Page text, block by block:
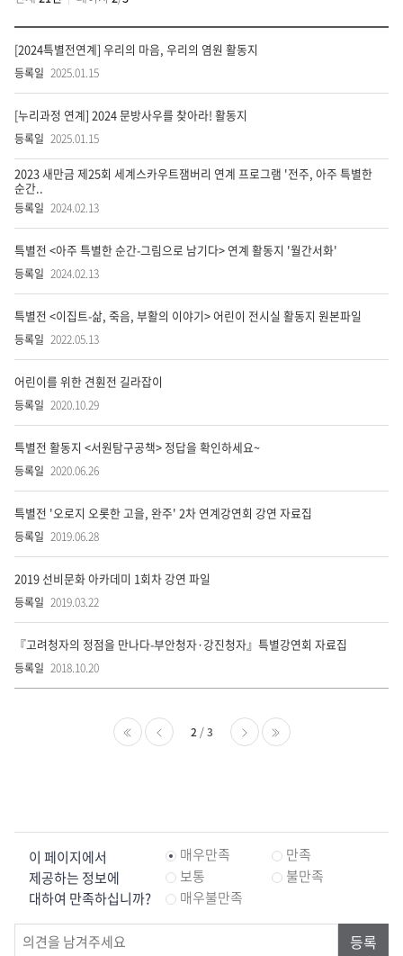
1
실
방
방
놀
이
터
2
비
의
살
이
실
어
떻
게
찾
아
가
나
요?
반
자
검
색
육
자
일
반
자
료
목
록
-
번
호,
제
목,
작
성
자,
등
록
첨
부
파
일,
조
회
수
[2024특별전연계] 우리의 마음, 우리의 염원 활동지
2025.01.15
[누리과정 연계] 2024 문방사우를 찾아라! 활동지
2025.01.15
2023 새만금 제25회 세계스카우트잼버리 연계 프로그램 '전주, 아주 특별한
순간..
2024.02.13
특별전 <아주 특별한 순간-그림으로 남기다> 연계 활동지 '월간서화'
2024.02.13
특별전 <이집트-삶, 죽음, 부활의 이야기> 어린이 전시실 활동지 원본파일
2022.05.13
어린이를 위한 견훤전 길라잡이
2020.10.29
특별전 활동지 <서원탐구공책> 정답을 확인하세요~
2020.06.26
특별전 '오로지 오롯한 고을, 완주' 2차 연계강연회 강연 자료집
2019.06.28
2019 선비문화 아카데미 1회차 강연 파일
2019.03.22
『고려청자의 정점을 만나다-부안청자·강진청자』특별강연회 자료집
2018.10.20
2
3
도
조
이 페이지에서
제공하는 정보에
대하여 만족하십니까?
매우만족
만족
보통
불만족
매우불만족